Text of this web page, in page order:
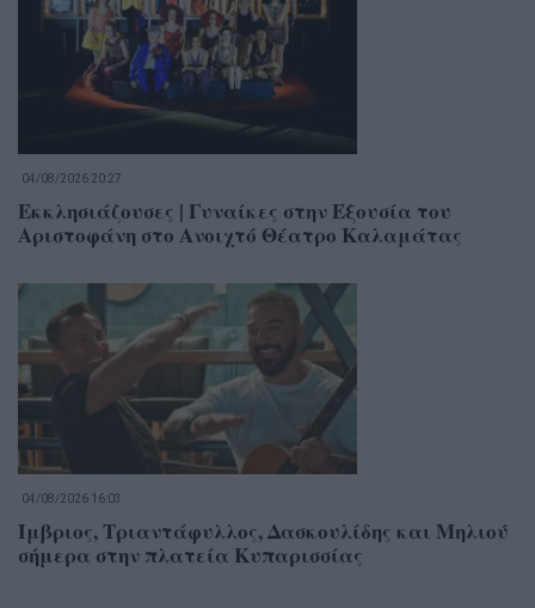
04/08/2026 20:27
Εκκλησιάζουσες | Γυναίκες στην Εξουσία του
Αριστοφάνη στο Ανοιχτό Θέατρο Καλαμάτας
04/08/2026 16:03
Ίμβριος, Τριαντάφυλλος, Δασκουλίδης και Μηλιού
σήμερα στην πλατεία Κυπαρισσίας